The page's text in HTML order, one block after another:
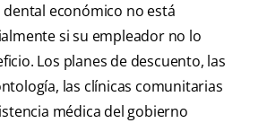
dental económico no está
si su empleador no lo
Los planes de descuento, las
las clínicas comunitarias
médica del gobierno